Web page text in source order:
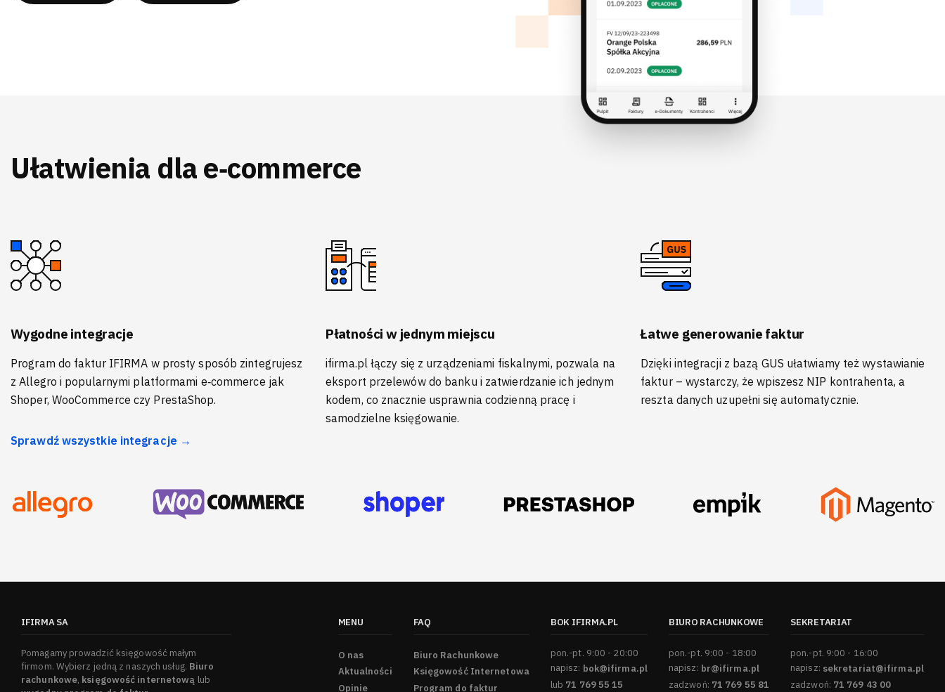
Ułatwienia dla e‑commerce
Wygodne integracje
Program do faktur IFIRMA w prosty sposób zintegrujesz
z Allegro i popularnymi platformami e‑commerce jak
Shoper, WooCommerce czy PrestaShop.
Sprawdź wszystkie integracje →
Płatności w jednym miejscu
ifirma.pl łączy się z urządzeniami fiskalnymi, pozwala na
eksport przelewów do banku i zatwierdzanie ich jednym
kodem, co znacznie usprawnia codzienną pracę i
samodzielne księgowanie.
Łatwe generowanie faktur
Dzięki integracji z bazą GUS ułatwiamy też wystawianie
faktur – wystarczy, że wpiszesz NIP kontrahenta, a
reszta danych uzupełni się automatycznie.
IFIRMA SA
Pomagamy prowadzić księgowość małym
firmom. Wybierz jedną z naszych usług. Biuro
rachunkowe, księgowość internetową lub
MENU
O nas
Aktualności
Opinie
FAQ
Biuro Rachunkowe
Księgowość Internetowa
Program do faktur
BOK IFIRMA.PL
pon.-pt. 9:00 - 20:00
napisz: bok@ifirma.pl
lub 71 769 55 15
BIURO RACHUNKOWE
pon.-pt. 9:00 - 18:00
napisz: br@ifirma.pl
zadzwoń: 71 769 55 81
SEKRETARIAT
pon.-pt. 9:00 - 16:00
napisz: sekretariat@ifirma.pl
zadzwoń: 71 769 43 00